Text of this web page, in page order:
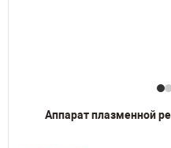
Аппарат плазменной